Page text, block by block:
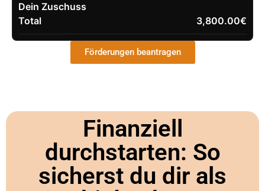
Dein Zuschuss
Total
3,800.00€
Förderungen beantragen
Finanziell
durchstarten: So
sicherst du dir als